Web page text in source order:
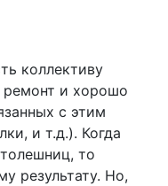
коллективу
и хорошо
с этим
и т.д.). Когда
то
результату. Но,